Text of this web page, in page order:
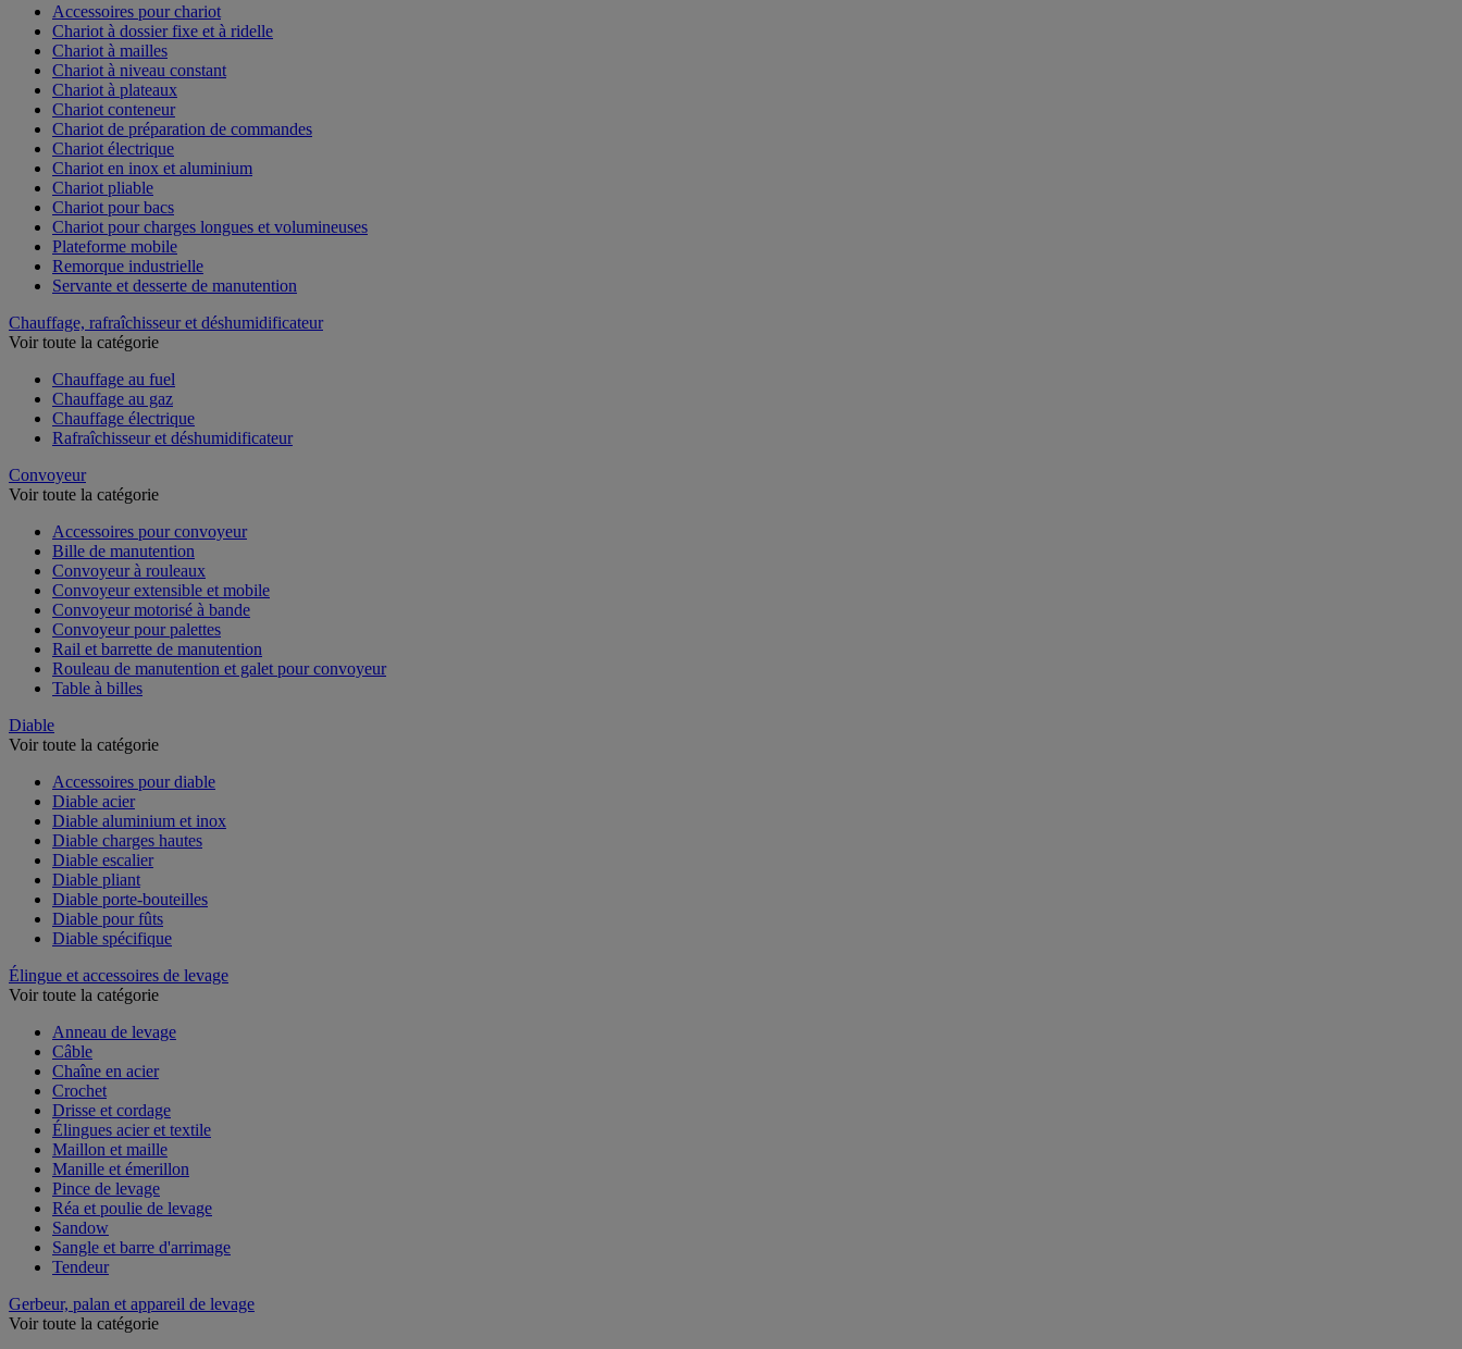
Accessoires pour chariot
Chariot à dossier fixe et à ridelle
Chariot à mailles
Chariot à niveau constant
Chariot à plateaux
Chariot conteneur
Chariot de préparation de commandes
Chariot électrique
Chariot en inox et aluminium
Chariot pliable
Chariot pour bacs
Chariot pour charges longues et volumineuses
Plateforme mobile
Remorque industrielle
Servante et desserte de manutention
Chauffage, rafraîchisseur et déshumidificateur
Voir toute la catégorie
Chauffage au fuel
Chauffage au gaz
Chauffage électrique
Rafraîchisseur et déshumidificateur
Convoyeur
Voir toute la catégorie
Accessoires pour convoyeur
Bille de manutention
Convoyeur à rouleaux
Convoyeur extensible et mobile
Convoyeur motorisé à bande
Convoyeur pour palettes
Rail et barrette de manutention
Rouleau de manutention et galet pour convoyeur
Table à billes
Diable
Voir toute la catégorie
Accessoires pour diable
Diable acier
Diable aluminium et inox
Diable charges hautes
Diable escalier
Diable pliant
Diable porte-bouteilles
Diable pour fûts
Diable spécifique
Élingue et accessoires de levage
Voir toute la catégorie
Anneau de levage
Câble
Chaîne en acier
Crochet
Drisse et cordage
Élingues acier et textile
Maillon et maille
Manille et émerillon
Pince de levage
Réa et poulie de levage
Sandow
Sangle et barre d'arrimage
Tendeur
Gerbeur, palan et appareil de levage
Voir toute la catégorie